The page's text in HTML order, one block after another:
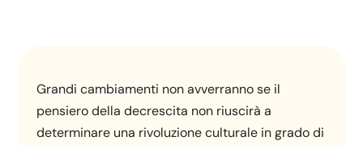
Grandi cambiamenti non avverranno se il
pensiero della decrescita non riuscirà a
determinare una rivoluzione culturale in grado di